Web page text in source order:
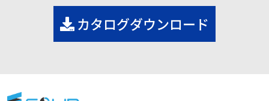
カタログダウンロード